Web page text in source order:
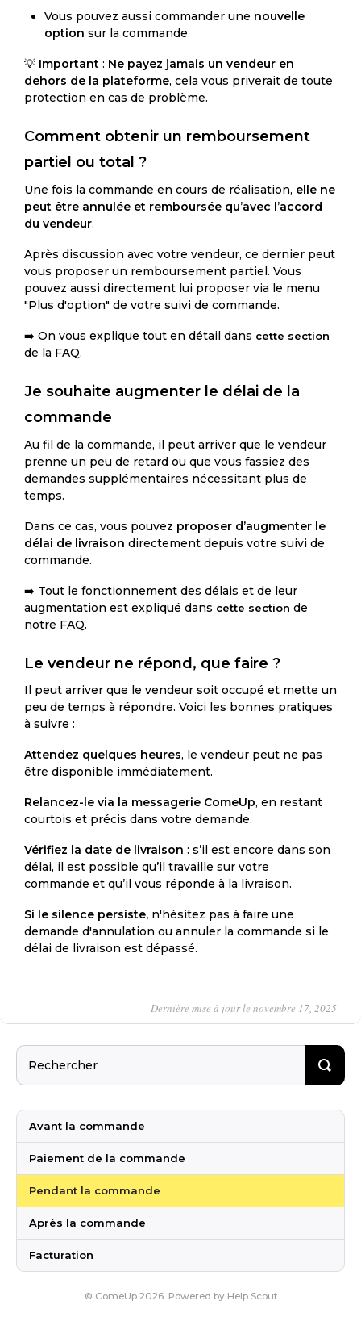
Vous pouvez aussi commander une nouvelle
option sur la commande.
💡 Important : Ne payez jamais un vendeur en
dehors de la plateforme, cela vous priverait de toute
protection en cas de problème.
Comment obtenir un remboursement
partiel ou total ?
Une fois la commande en cours de réalisation, elle ne
peut être annulée et remboursée qu’avec l’accord
du vendeur.
Après discussion avec votre vendeur, ce dernier peut
vous proposer un remboursement partiel. Vous
pouvez aussi directement lui proposer via le menu
"Plus d'option" de votre suivi de commande.
➡️ On vous explique tout en détail dans cette section
de la FAQ.
Je souhaite augmenter le délai de la
commande
Au fil de la commande, il peut arriver que le vendeur
prenne un peu de retard ou que vous fassiez des
demandes supplémentaires nécessitant plus de
temps.
Dans ce cas, vous pouvez proposer d’augmenter le
délai de livraison directement depuis votre suivi de
commande.
➡️ Tout le fonctionnement des délais et de leur
augmentation est expliqué dans cette section de
notre FAQ.
Le vendeur ne répond, que faire ?
Il peut arriver que le vendeur soit occupé et mette un
peu de temps à répondre. Voici les bonnes pratiques
à suivre :
Attendez quelques heures, le vendeur peut ne pas
être disponible immédiatement.
Relancez-le via la messagerie ComeUp, en restant
courtois et précis dans votre demande.
Vérifiez la date de livraison : s’il est encore dans son
délai, il est possible qu’il travaille sur votre
commande et qu’il vous réponde à la livraison.
Si le silence persiste, n'hésitez pas à faire une
demande d'annulation ou annuler la commande si le
délai de livraison est dépassé.
Dernière mise à jour le novembre 17, 2025
Avant la commande
Paiement de la commande
Pendant la commande
Après la commande
Facturation
© ComeUp2026. Powered by Help Scout